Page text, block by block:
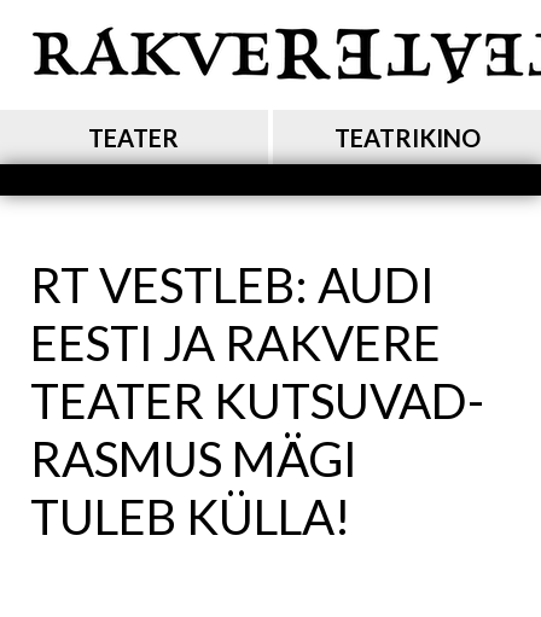
edasi
põhisisu
MAIN NAVIGATION
TEATER TEATRIKINO
RT VESTLEB: AUDI
EESTI JA RAKVERE
TEATER KUTSUVAD-
RASMUS MÄGI
TULEB KÜLLA!